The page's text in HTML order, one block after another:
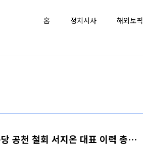
홈
정치시사 해외토픽
김미균 나이 학력 친문 논란 증거? 미통당 공천 철회 서지온 대표 이력 총정리